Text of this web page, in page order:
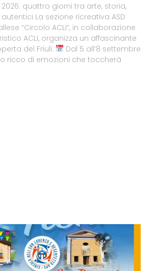
2026: quattro giorni tra arte, storia,
La sezione ricreativa ASD
“Circolo ACLI”, in collaborazione
ACLI, organizza un affascinante
del Friuli.
Dal 5 all’8 settembre
ricco di emozioni che toccherà